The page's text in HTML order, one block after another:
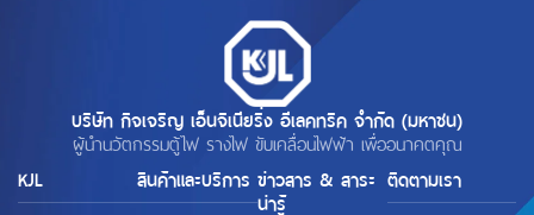
บริษัท กิจเจริญ เอ็นจิเนียริ่ง อีเลคทริค จำกัด (มหาชน)
ผู้นำนวัตกรรมตู้ไฟ รางไฟ ขับเคลื่อนไฟฟ้า เพื่ออนาคตคุณ
KJL
สินค้าและบริการ ข่าวสาร & สาระ
น่ารู้
ติดตามเรา